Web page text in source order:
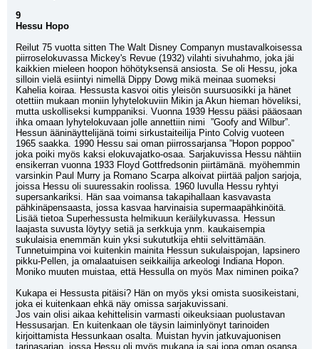
9
Hessu Hopo
Reilut 75 vuotta sitten The Walt Disney Companyn mustavalkoisessa
piirroselokuvassa Mickey's Revue (1932) vilahti sivuhahmo, joka jäi
kaikkien mieleen hoopon höhötyksensä ansiosta. Se oli Hessu, joka
silloin vielä esiintyi nimellä Dippy Dowg mikä meinaa suomeksi
Kahelia koiraa. Hessusta kasvoi oitis yleisön suursuosikki ja hänet
otettiin mukaan moniin lyhytelokuviin Mikin ja Akun hieman höveliksi,
mutta uskolliseksi kumppaniksi. Vuonna 1939 Hessu pääsi pääosaan
ihka omaan lyhytelokuvaan jolle annettiin nimi  ”Goofy and Wilbur”.
Hessun ääninäyttelijänä toimi sirkustaiteilija Pinto Colvig vuoteen
1965 saakka. 1990 Hessu sai oman piirrossarjansa ”Hopon poppoo”
joka poiki myös kaksi elokuvajatko-osaa. Sarjakuvissa Hessu nähtiin
ensikerran vuonna 1933 Floyd Gottfredsonin piirtämänä. myöhemmin
varsinkin Paul Murry ja Romano Scarpa alkoivat piirtää paljon sarjoja,
joissa Hessu oli suuressakin roolissa. 1960 luvulla Hessu ryhtyi
supersankariksi. Hän saa voimansa takapihallaan kasvavasta
pähkinäpensaasta, jossa kasvaa harvinaisia supermaapähkinöitä.
Lisää tietoa Superhessusta helmikuun keräilykuvassa. Hessun
laajasta suvusta löytyy setiä ja serkkuja ynm. kaukaisempia
sukulaisia enemmän kuin yksi sukututkija ehtii selvittämään.
Tunnetuimpina voi kuitenkin mainita Hessun sukulaispojan, lapsinero
pikku-Pellen, ja omalaatuisen seikkailija arkeologi Indiana Hopon.
Moniko muuten muistaa, että Hessulla on myös Max niminen poika?
Kukapa ei Hessusta pitäisi? Hän on myös yksi omista suosikeistani,
joka ei kuitenkaan ehkä näy omissa sarjakuvissani.
Jos vain olisi aikaa kehittelisin varmasti oikeuksiaan puolustavan
Hessusarjan. En kuitenkaan ole täysin laiminlyönyt tarinoiden
kirjoittamista Hessunkaan osalta. Muistan hyvin jatkuvajuonisen
tarinasarjan, jossa Hessu oli myös mukana ja sai jopa oman osansa.